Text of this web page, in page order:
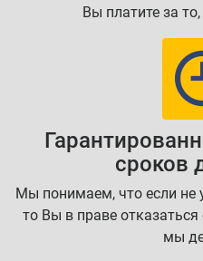
Вы платите за
сроков
Мы понимаем, что если не
то Вы в праве
мы